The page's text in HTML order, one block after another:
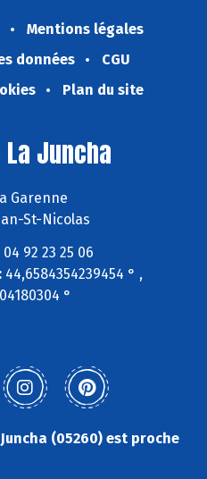
Mentions légales
données
CGU
Plan du site
Juncha
Garenne
St-Nicolas
04 92 23 25 06
44,6584354239454 ° ,
°
(05260) est proche